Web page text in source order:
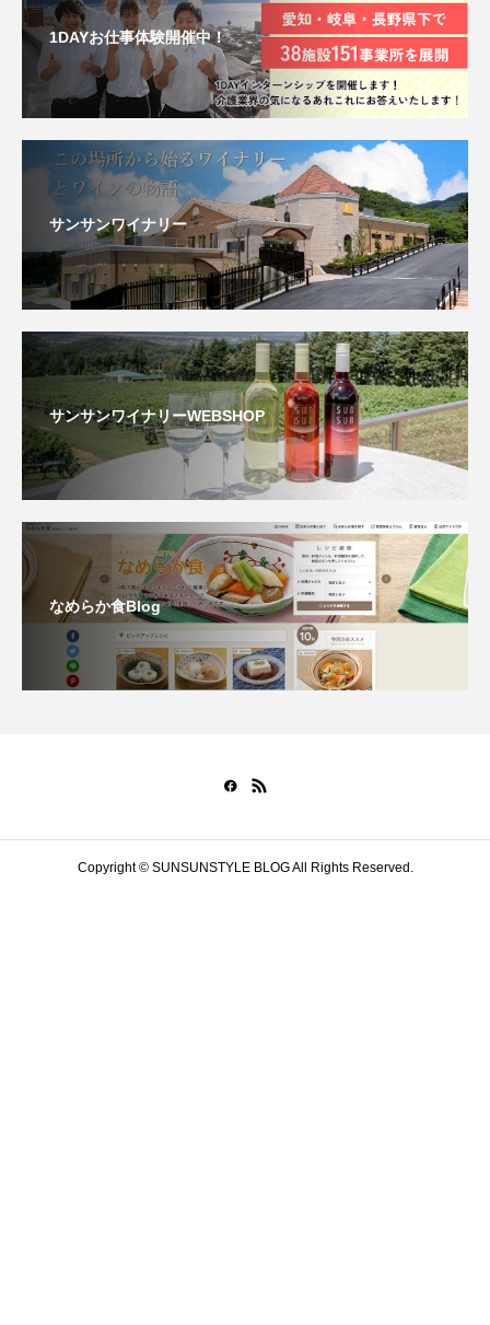
1DAYお仕事体験開催中！
サンサンワイナリー
サンサンワイナリーWEBSHOP
なめらか食Blog
Copyright © SUNSUNSTYLE BLOG All Rights Reserved.